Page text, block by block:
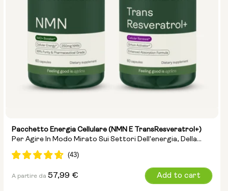
Pacchetto Energia Cellulare (NMN E TransResveratrol+)
Per Agire In Modo Mirato Sui Settori Dell'energia, Della
Riparazione Del DNA E Dell'anti-Invecchiamento
Prezzo
A partire da 57,99 € Add to cart